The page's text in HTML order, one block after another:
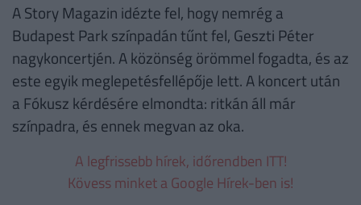
A Story Magazin idézte fel, hogy nemrég a
Budapest Park színpadán tűnt fel, Geszti Péter
nagykoncertjén. A közönség örömmel fogadta, és az
este egyik meglepetésfellépője lett. A koncert után
a Fókusz kérdésére elmondta: ritkán áll már
színpadra, és ennek megvan az oka.
A legfrissebb hírek, időrendben ITT!
Kövess minket a Google Hírek-ben is!